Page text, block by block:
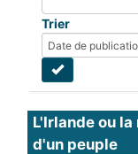
Trier
L'Irlande ou la
d'un peuple